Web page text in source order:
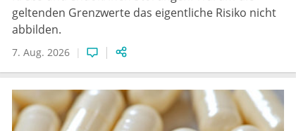
geltenden Grenzwerte das eigentliche Risiko nicht
abbilden.
7. Aug. 2026